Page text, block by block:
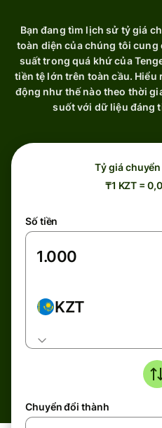
Bạn đang tìm lịch sử tỷ giá
toàn diện của chúng tôi
suất trong quá khứ của
tiền tệ lớn trên toàn cầu. Hiểu
động như thế nào theo thời
suốt với dữ liệu đáng
Tỷ giá
₸1 KZT =
Số tiền
KZT
Chuyển đổi thành